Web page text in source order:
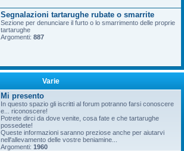
Segnalazioni tartarughe rubate o smarrite
Sezione per denunciare il furto o lo smarrimento delle proprie
tartarughe
Argomenti: 887
Varie
Mi presento
In questo spazio gli iscritti al forum potranno farsi conoscere
e... riconoscere!
Potrete dirci da dove venite, cosa fate e che tartarughe
possedete!
Queste informazioni saranno preziose anche per aiutarvi
nell'allevamento delle vostre beniamine...
Argomenti: 1960